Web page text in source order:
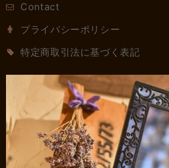
Contact
プライバシーポリシー
特定商取引法に基づく表記